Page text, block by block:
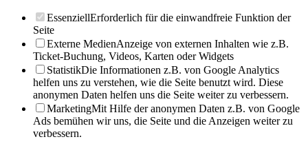
EssenziellErforderlich für die einwandfreie Funktion der
Seite
Externe MedienAnzeige von externen Inhalten wie z.B.
Ticket-Buchung, Videos, Karten oder Widgets
StatistikDie Informationen z.B. von Google Analytics
helfen uns zu verstehen, wie die Seite benutzt wird. Diese
anonymen Daten helfen uns die Seite weiter zu verbessern.
MarketingMit Hilfe der anonymen Daten z.B. von Google
Ads bemühen wir uns, die Seite und die Anzeigen weiter zu
verbessern.